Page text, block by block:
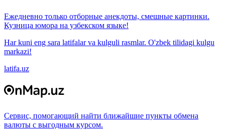
Ежедневно только отборные анекдоты, смешные картинки.
Кузница юмора на узбекском языке!
Har kuni eng sara latifalar va kulguli rasmlar. O'zbek tilidagi kulgu
markazi!
latifa.uz
Сервис, помогающий найти ближайшие пункты обмена
валюты с выгодным курсом.